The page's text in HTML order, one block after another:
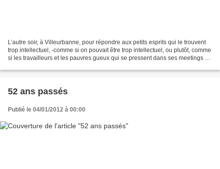
L’autre soir, à Villeurbanne, pour répondre aux petits esprits qui le trouvent
trop intellectuel, -comme si on pouvait être trop intellectuel, ou plutôt, comme
si les travailleurs et les pauvres gueux qui se pressent dans ses meetings ne
52 ans passés
Publié le 04/01/2012 à 00:00